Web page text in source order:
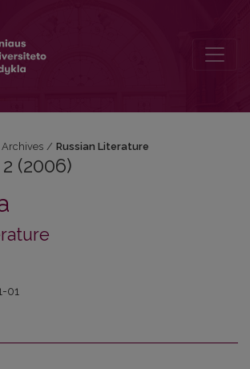
Archives / Russian Literature
(2006)
01